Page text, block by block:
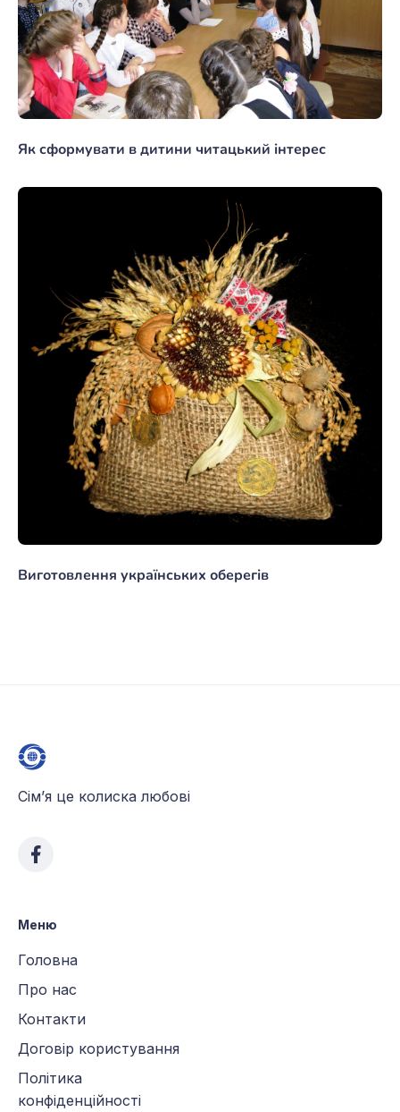
Як сформувати в дитини читацький інтерес
Виготовлення українських оберегів
Сім’я це колиска любові
Меню
Головна
Про нас
Контакти
Договір користування
Політика
конфіденційності